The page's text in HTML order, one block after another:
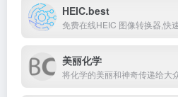
HEIC.best
美丽化学
将化学的美丽和神奇传递给大